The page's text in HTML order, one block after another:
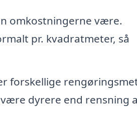
omkostningerne være.
pr. kvadratmeter, så
forskellige
dyrere end rensning